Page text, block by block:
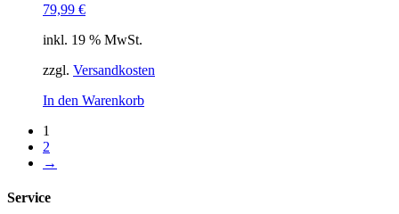
79,99 €
inkl. 19 % MwSt.
zzgl. Versandkosten
In den Warenkorb
1
2
→
Service